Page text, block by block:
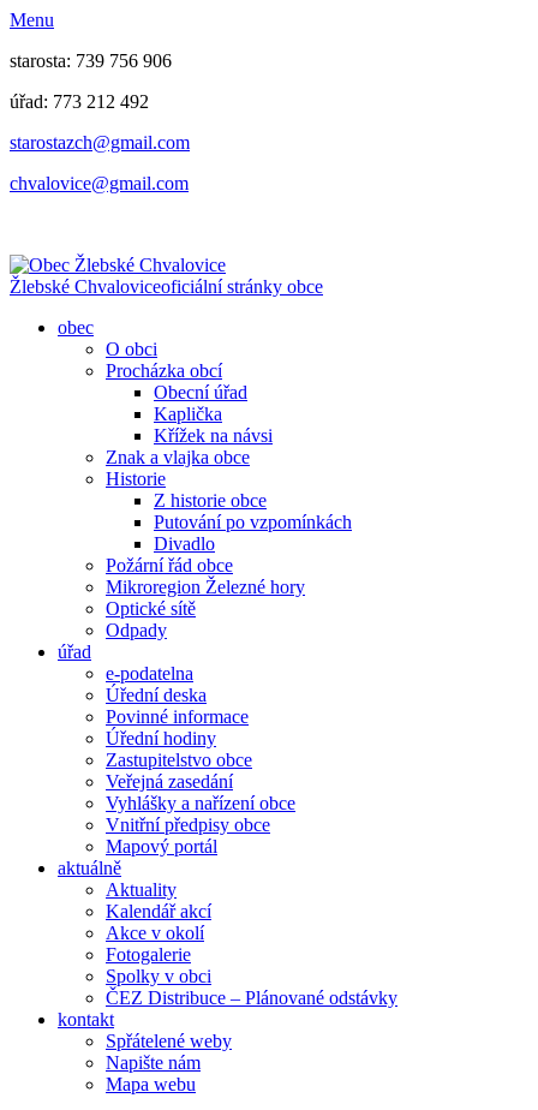
Menu
starosta: 739 756 906
úřad: 773 212 492
​​​​starostazch@gmail.com
​​​​chvalovice@gmail.com
Žlebské Chvaloviceoficiální stránky obce
obec
O obci
Procházka obcí
Obecní úřad
Kaplička
Křížek na návsi
Znak a vlajka obce
Historie
Z historie obce
Putování po vzpomínkách
Divadlo
Požární řád obce
Mikroregion Železné hory
Optické sítě
Odpady
úřad
e-podatelna
Úřední deska
Povinné informace
Úřední hodiny
Zastupitelstvo obce
Veřejná zasedání
Vyhlášky a nařízení obce
Vnitřní předpisy obce
Mapový portál
aktuálně
Aktuality
Kalendář akcí
Akce v okolí
Fotogalerie
Spolky v obci
ČEZ Distribuce – Plánované odstávky
kontakt
Spřátelené weby
Napište nám
Mapa webu